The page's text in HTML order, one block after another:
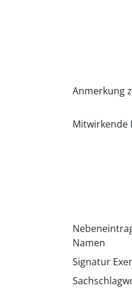
Anmerkung
Mitwirkende
Namen
Signatur